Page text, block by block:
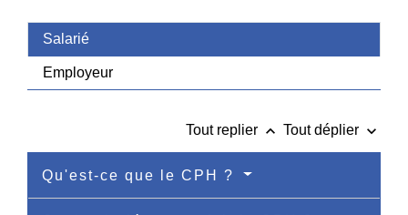
Salarié
Employeur
Tout replier keyboard_arrow_up Tout déplier keyboard_arrow_down
Qu'est-ce que le CPH ?